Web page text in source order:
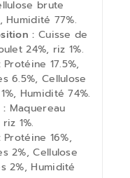
brute
Humidité 77%.
: Cuisse de
24%, riz 1%.
Protéine 17.5%,
6.5%, Cellulose
Humidité 74%.
: Maquereau
1%.
Protéine 16%,
2%, Cellulose
2%, Humidité